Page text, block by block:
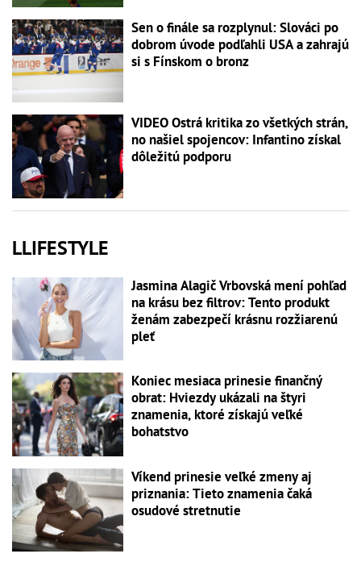
Sen o finále sa rozplynul: Slováci po
dobrom úvode podľahli USA a zahrajú
si s Fínskom o bronz
VIDEO Ostrá kritika zo všetkých strán,
no našiel spojencov: Infantino získal
dôležitú podporu
LLIFESTYLE
Jasmina Alagič Vrbovská mení pohľad
na krásu bez filtrov: Tento produkt
ženám zabezpečí krásnu rozžiarenú
pleť
Koniec mesiaca prinesie finančný
obrat: Hviezdy ukázali na štyri
znamenia, ktoré získajú veľké
bohatstvo
Víkend prinesie veľké zmeny aj
priznania: Tieto znamenia čaká
osudové stretnutie